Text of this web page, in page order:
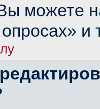
можете
и